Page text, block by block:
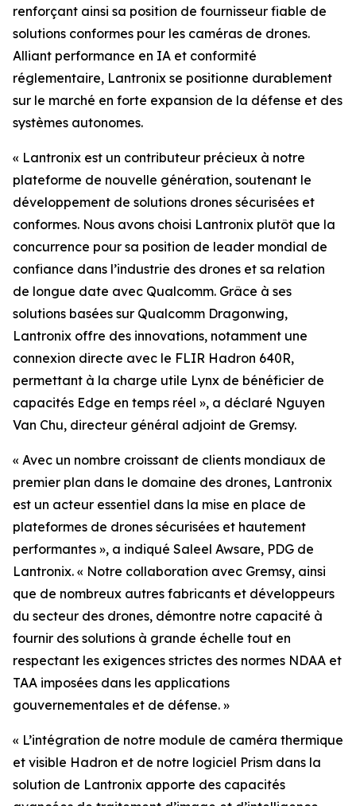
renforçant ainsi sa position de fournisseur fiable de
solutions conformes pour les caméras de drones.
Alliant performance en IA et conformité
réglementaire, Lantronix se positionne durablement
sur le marché en forte expansion de la défense et des
systèmes autonomes.
« Lantronix est un contributeur précieux à notre
plateforme de nouvelle génération, soutenant le
développement de solutions drones sécurisées et
conformes. Nous avons choisi Lantronix plutôt que la
concurrence pour sa position de leader mondial de
confiance dans l’industrie des drones et sa relation
de longue date avec Qualcomm. Grâce à ses
solutions basées sur Qualcomm Dragonwing,
Lantronix offre des innovations, notamment une
connexion directe avec le FLIR Hadron 640R,
permettant à la charge utile Lynx de bénéficier de
capacités Edge en temps réel », a déclaré Nguyen
Van Chu, directeur général adjoint de Gremsy.
« Avec un nombre croissant de clients mondiaux de
premier plan dans le domaine des drones, Lantronix
est un acteur essentiel dans la mise en place de
plateformes de drones sécurisées et hautement
performantes », a indiqué Saleel Awsare, PDG de
Lantronix. « Notre collaboration avec Gremsy, ainsi
que de nombreux autres fabricants et développeurs
du secteur des drones, démontre notre capacité à
fournir des solutions à grande échelle tout en
respectant les exigences strictes des normes NDAA et
TAA imposées dans les applications
gouvernementales et de défense. »
« L’intégration de notre module de caméra thermique
et visible Hadron et de notre logiciel Prism dans la
solution de Lantronix apporte des capacités